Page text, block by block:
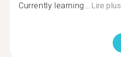
Currently learning... Lire plus